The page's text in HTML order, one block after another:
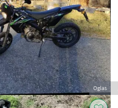
Oglas